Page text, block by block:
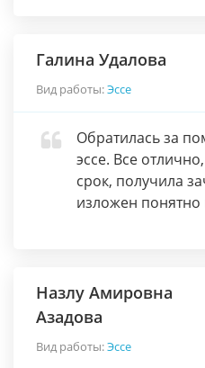
Галина Удалова
Вид работы:Эссе
Обратилась за
эссе. Все
срок, получила
изложен понятно
Назлу Амировна
Азадова
Вид работы:Эссе